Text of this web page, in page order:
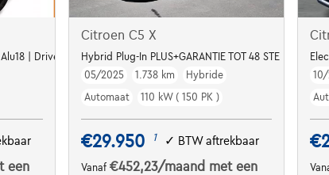
| Drive Assist | LED
een
Citroen C5 X
Hybrid Plug-In PLUS+GARANTIE TOT 48 STE MAAND
05/2025
1.738 km
Hybride
Automaat
110 kW ( 150 PK )
€29.950 1 ✓ BTW aftrekbaar
Vanaf€452,23/maand met een